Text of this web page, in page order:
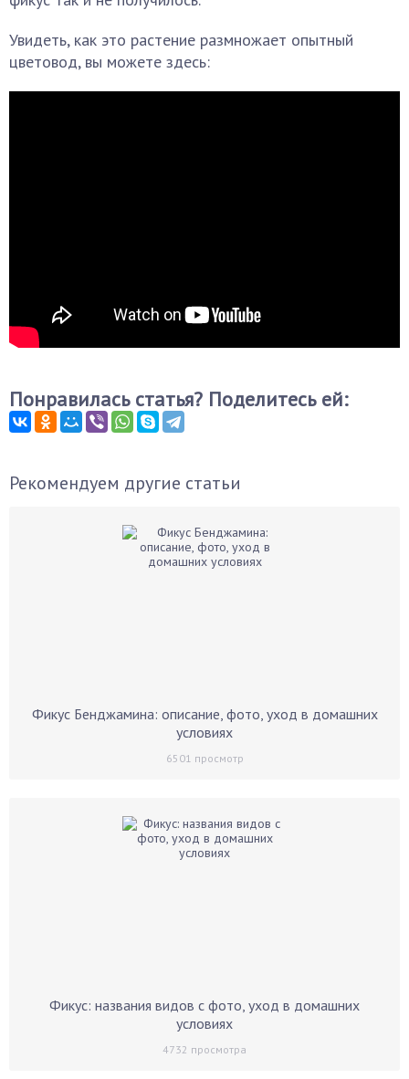
Увидеть, как это растение размножает опытный
цветовод, вы можете здесь:
Понравилась статья? Поделитесь ей:
Рекомендуем другие статьи
Фикус Бенджамина: описание, фото, уход в домашних
условиях
6501 просмотр
Фикус: названия видов с фото, уход в домашних
условиях
4732 просмотра